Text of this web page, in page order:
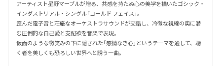
アーティスト星野マーブルが贈る、共感を持たぬ心の美学を描いたゴシック・
インダストリアル・シングル「コールド フェイス」。
歪んだ電子音と荘厳なオーケストラサウンドが交錯し、冷徹な視線の奥に潜
む圧倒的な自己愛と支配欲を音楽で表現。
仮面のような微笑みの下に隠された「感情なき心」というテーマを通して、聴
く者を美しくも恐ろしい世界へと誘う一曲。